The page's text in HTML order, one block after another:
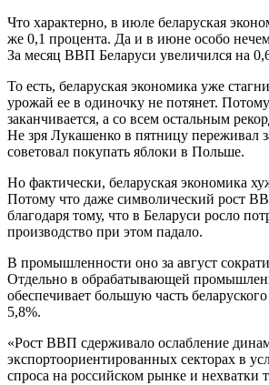
Что характерно, в июле беларуская
же 0,1 процента. Да и в июне особо
За месяц ВВП Беларуси увеличился на
То есть, беларуская экономика уже
урожай ее в одиночку не потянет.
заканчивается, а со всем остальным
Не зря Лукашенко в пятницу переживал
советовал покупать яблоки в Польше.
Но фактически, беларуская экономика
Потому что даже символический рост
благодаря тому, что в Беларуси росло
производство при этом падало.
В промышленности оно за август
Отдельно в обрабатывающей
обеспечивает большую часть
5,8%.
«Рост ВВП сдерживало ослабление
экспортоориентированных секторах в
спроса на российском рынке и нехватки